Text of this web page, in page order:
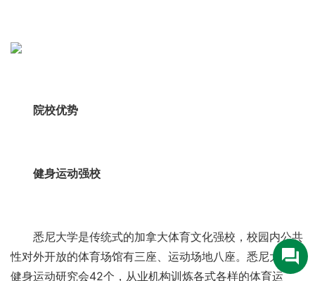
院校优势
健身运动强校
悉尼大学是传统式的加拿大体育文化强校，校园内公共
性对外开放的体育场馆有三座、运动场地八座。悉尼大学有
健身运动研究会42个，从业机构训炼各式各样的体育运